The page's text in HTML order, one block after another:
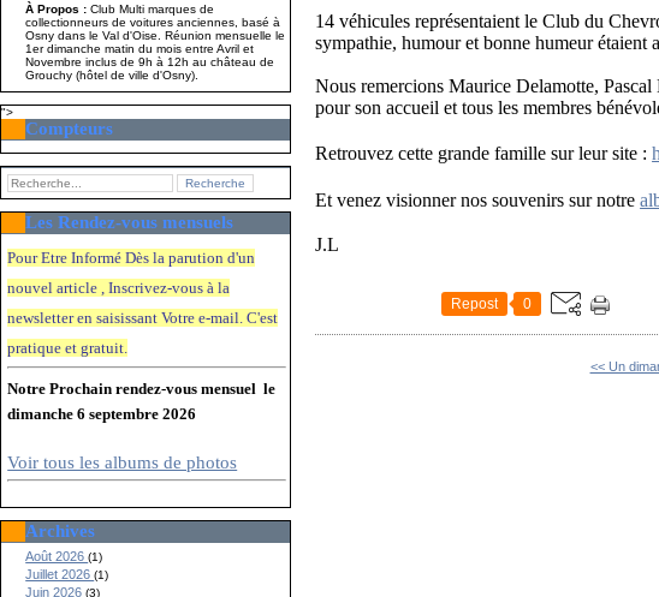
À Propos :Club Multi marques de
collectionneurs de voitures anciennes, basé à
Osny dans le Val d'Oise. Réunion mensuelle le
1er dimanche matin du mois entre Avril et
Novembre inclus de 9h à 12h au château de
Grouchy (hôtel de ville d'Osny).
">
Compteurs
Les Rendez-vous mensuels
Pour Etre Informé Dès la parution d'un
nouvel article , Inscrivez-vous à la
newsletter en saisissant Votre e-mail. C'est
pratique et gratuit.
Notre Prochain rendez-vous mensuel le
dimanche 6 septembre 2026
Voir tous les albums de photos
Archives
Août 2026(1)
Juillet 2026(1)
Juin 2026(3)
14 véhicules représentaient le Club du
sympathie, humour et bonne humeur étaient
Nous remercions Maurice Delamotte,
pour son accueil et tous les membres
Retrouvez cette grande famille sur leur site :
Et venez visionner nos souvenirs sur notre
J.L
Repost 0
<< Un